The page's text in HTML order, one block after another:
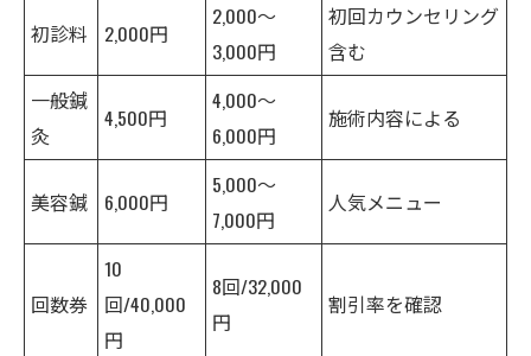
初診料 2,000円
2,000〜
3,000円
初回カウンセリング
含む
一般鍼
灸
4,500円
4,000〜
6,000円
施術内容による
美容鍼 6,000円
5,000〜
7,000円
人気メニュー
回数券
10
回/40,000
円
8回/32,000
円
割引率を確認